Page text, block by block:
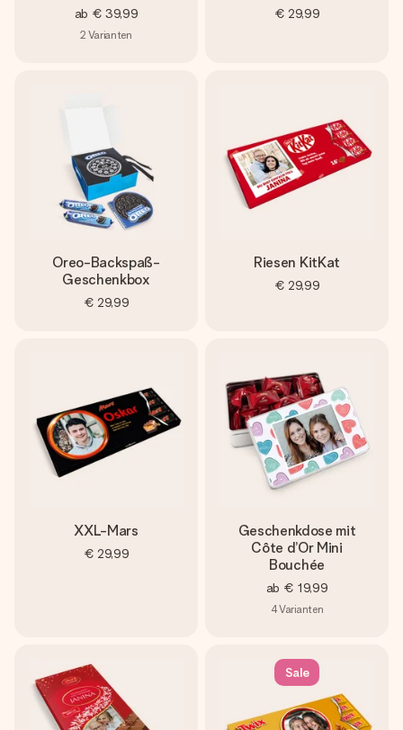
ab € 39,99
2 Varianten
€ 29,99
Oreo-Backspaß-
Geschenkbox
€ 29,99
Riesen KitKat
€ 29,99
XXL-Mars
€ 29,99
Geschenkdose mit
Côte d’Or Mini
Bouchée
ab € 19,99
4Varianten
Sale